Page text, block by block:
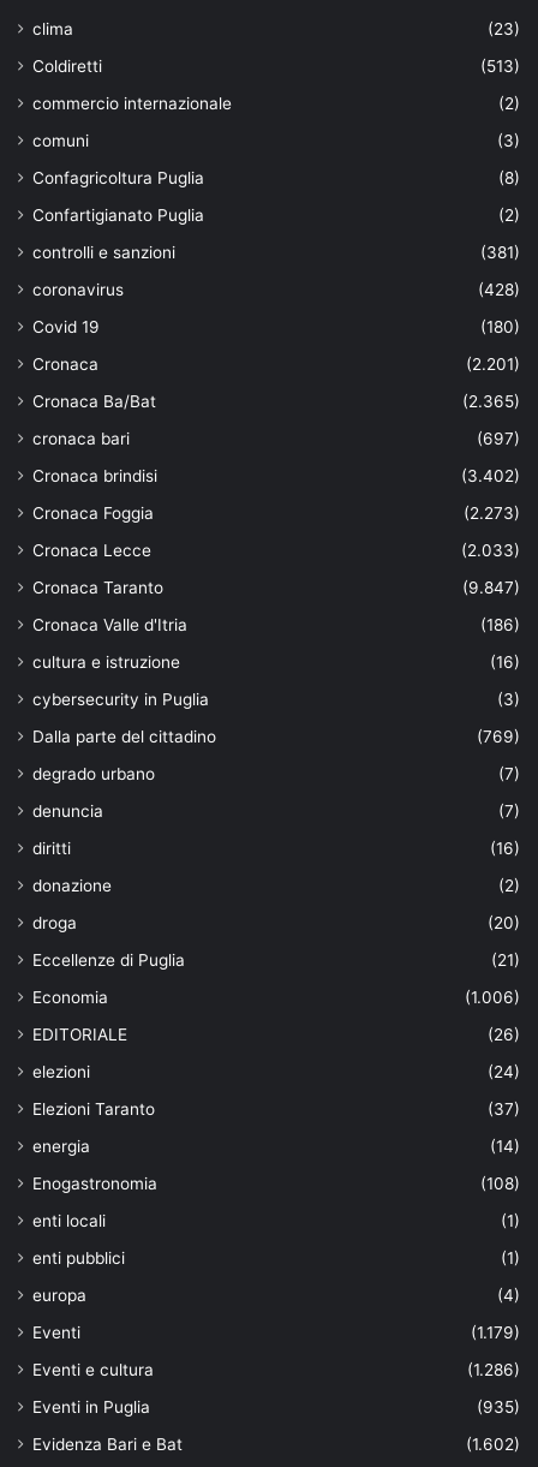
clima
(23)
Coldiretti
(513)
commercio internazionale
(2)
comuni
(3)
Confagricoltura Puglia
(8)
Confartigianato Puglia
(2)
controlli e sanzioni
(381)
coronavirus
(428)
Covid 19
(180)
Cronaca
(2.201)
Cronaca Ba/Bat
(2.365)
cronaca bari
(697)
Cronaca brindisi
(3.402)
Cronaca Foggia
(2.273)
Cronaca Lecce
(2.033)
Cronaca Taranto
(9.847)
Cronaca Valle d'Itria
(186)
cultura e istruzione
(16)
cybersecurity in Puglia
(3)
Dalla parte del cittadino
(769)
degrado urbano
(7)
denuncia
(7)
diritti
(16)
donazione
(2)
droga
(20)
Eccellenze di Puglia
(21)
Economia
(1.006)
EDITORIALE
(26)
elezioni
(24)
Elezioni Taranto
(37)
energia
(14)
Enogastronomia
(108)
enti locali
(1)
enti pubblici
(1)
europa
(4)
Eventi
(1.179)
Eventi e cultura
(1.286)
Eventi in Puglia
(935)
Evidenza Bari e Bat
(1.602)